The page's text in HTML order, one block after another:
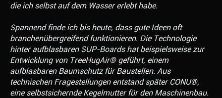
die ich selbst auf dem Wasser erlebt habe.
Spannend finde ich bis heute, dass gute Ideen oft
branchenübergreifend funktionieren. Die Technologie
hinter aufblasbaren SUP-Boards hat beispielsweise zur
Entwicklung von TreeHugAir® geführt, einem
aufblasbaren Baumschutz für Baustellen. Aus
technischen Fragestellungen entstand später CONU®,
eine selbstsichernde Kegelmutter für den Maschinenbau.